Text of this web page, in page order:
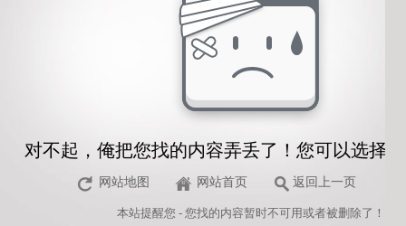
对不起，俺把您找的内容弄丢了！您可以选择
网站地图 网站首页 返回上一页
本站提醒您 - 您找的内容暂时不可用或者被删除了！